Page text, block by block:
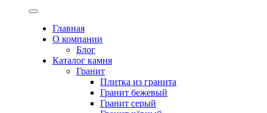
Главная
О компании
Блог
Каталог камня
Гранит
Плитка из гранита
Гранит бежевый
Гранит серый